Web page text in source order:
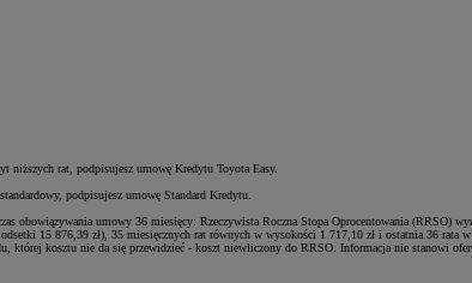
niższych rat, podpisujesz umowę Kredytu Toyota Easy.
podpisujesz umowę Standard Kredytu.
obowiązywania umowy 36 miesięcy: Rzeczywista Roczna Stopa Oprocentowania
15 876,39 zł), 35 miesięcznych rat równych w wysokości 1 717,10 zł i ostatnia 36 rata
której kosztu nie da się przewidzieć - koszt niewliczony do RRSO. Informacja nie stanowi